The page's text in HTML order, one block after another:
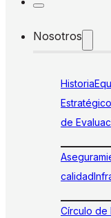
Nosotros
Historia
Estratégico
de
calidad
Círculo de